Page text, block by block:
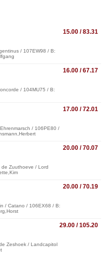
15.00 / 83.31
/ 107EW98 / B:
16.00 / 67.17
/ 104MU75 / B:
17.00 / 72.01
/ 106PE80 /
20.00 / 70.07
Zuuthoeve / Lord
20.00 / 70.19
/ Catano / 106EX68 / B:
29.00 / 105.20
Zeshoek / Landcapitol